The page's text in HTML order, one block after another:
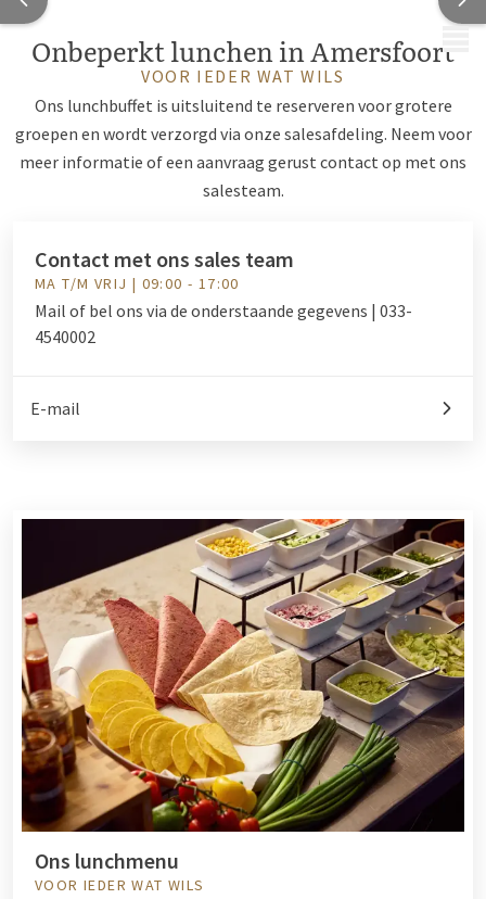
Onbeperkt lunchen in Amersfoort
VOOR IEDER WAT WILS
Ons lunchbuffet is uitsluitend te reserveren voor grotere
groepen en wordt verzorgd via onze salesafdeling. Neem voor
meer informatie of een aanvraag gerust contact op met ons
salesteam.
Contact met ons sales team
MA T/M VRIJ | 09:00 - 17:00
Mail of bel ons via de onderstaande gegevens | 033-
4540002
E-mail
Ons lunchmenu
VOOR IEDER WAT WILS